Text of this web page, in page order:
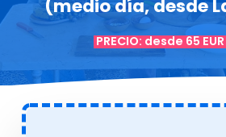
(medio día, desde
PRECIO: desde 65